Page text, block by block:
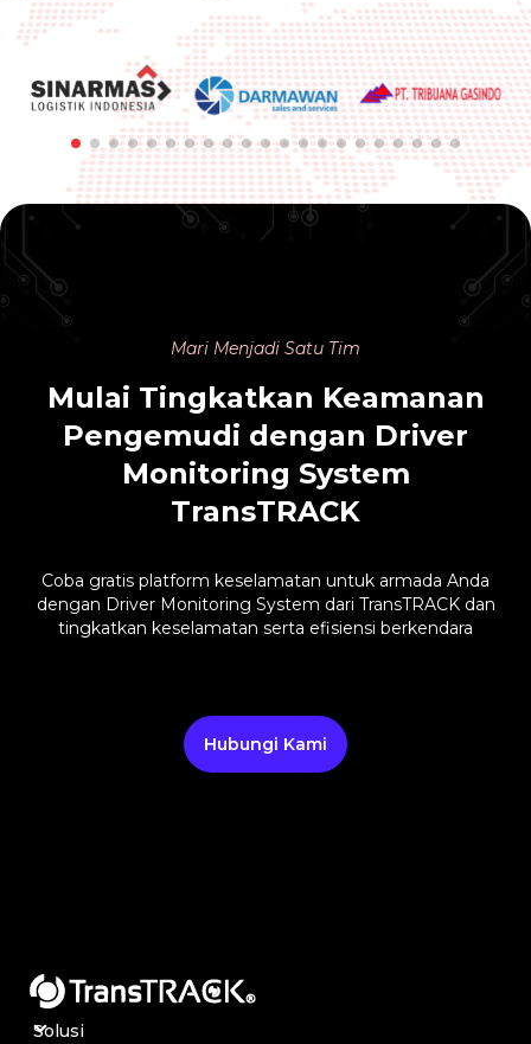
Mari Menjadi Satu Tim
Mulai Tingkatkan Keamanan
Pengemudi dengan Driver
Monitoring System
TransTRACK
Coba gratis platform keselamatan untuk armada Anda
dengan Driver Monitoring System dari TransTRACK dan
tingkatkan keselamatan serta efisiensi berkendara
Hubungi Kami
Solusi